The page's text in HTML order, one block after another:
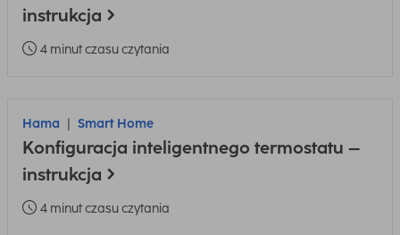
instrukcja
4 minut czasu czytania
Hama Smart Home
Konfiguracja inteligentnego termostatu –
instrukcja
4 minut czasu czytania